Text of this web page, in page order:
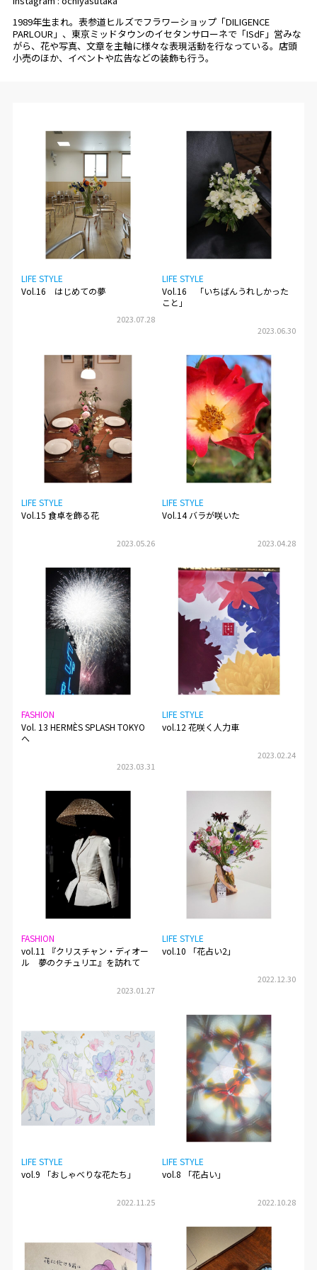
CONCEPT
1989年生まれ。表参道ヒルズでフラワーショップ「DILIGENCE
PARLOUR」、東京ミッドタウンのイセタンサローネで「ISdF」営みな
がら、花や写真、文章を主軸に様々な表現活動を行なっている。店頭
小売のほか、イベントや広告などの装飾も行う。
LIFE STYLE
Vol.16 はじめての夢
2023.07.28
LIFE STYLE
Vol.16 「いちばんうれしかった
こと」
2023.06.30
LIFE STYLE
Vol.15 食卓を飾る花
2023.05.26
LIFE STYLE
Vol.14 バラが咲いた
2023.04.28
FASHION
Vol. 13 HERMÈS SPLASH TOKYO
へ
2023.03.31
LIFE STYLE
vol.12 花咲く人力車
2023.02.24
FASHION
vol.11 『クリスチャン・ディオー
ル 夢のクチュリエ』を訪れて
2023.01.27
LIFE STYLE
vol.10 「花占い2」
2022.12.30
LIFE STYLE
vol.9 「おしゃべりな花たち」
2022.11.25
LIFE STYLE
vol.8 「花占い」
2022.10.28